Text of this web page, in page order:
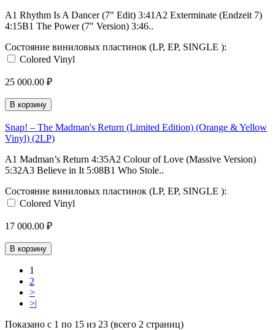
A1 Rhythm Is A Dancer (7" Edit) 3:41A2 Exterminate (Endzeit 7)
4:15B1 The Power (7" Version) 3:46..
Состояние виниловых пластинок (LP, EP, SINGLE ):
Colored Vinyl
25 000.00 ₽
В корзину
Snap! – The Madman's Return (Limited Edition) (Orange & Yellow
Vinyl) (2LP)
A1 Madman’s Return 4:35A2 Colour of Love (Massive Version)
5:32A3 Believe in It 5:08B1 Who Stole..
Состояние виниловых пластинок (LP, EP, SINGLE ):
Colored Vinyl
17 000.00 ₽
В корзину
1
2
>
>|
Показано с 1 по 15 из 23 (всего 2 страниц)